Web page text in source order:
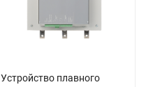
Устройство плавного